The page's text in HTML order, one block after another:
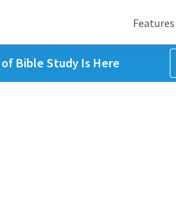
Features
Bible Study Is Here